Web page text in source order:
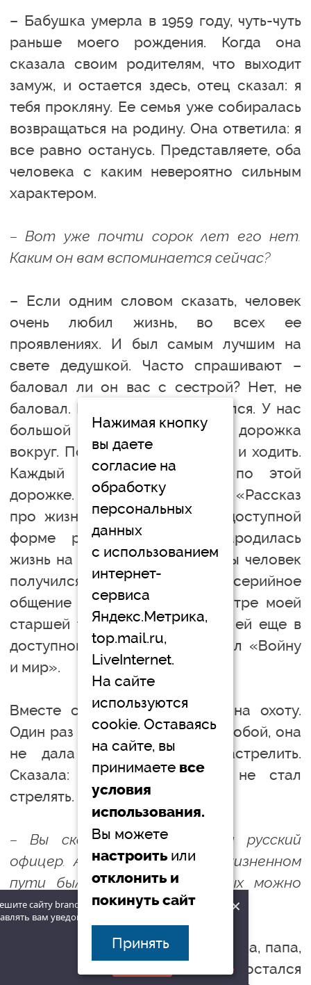
сайту brandrussia.online
вам уведомления на рабочий
Запретить
×
– Бабушка умерла в 1959 году, чуть-чуть
раньше моего рождения. Когда она
сказала своим родителям, что выходит
замуж, и остается здесь, отец сказал: я
тебя прокляну. Ее семья уже собиралась
возвращаться на родину. Она ответила: я
все равно останусь. Представляете, оба
человека с каким невероятно сильным
характером.
– Вот уже почти сорок лет его нет.
Каким он вам вспоминается сейчас?
– Если одним словом сказать, человек
очень любил жизнь, во всех ее
проявлениях. И был самым лучшим на
свете дедушкой. Часто спрашивают –
баловал ли он вас с сестрой? Нет, не
баловал. Но он с нами занимался. У нас
большой участок на даче, и дорожка
вокруг. По кругу можно ходить и ходить.
Каждый вечер мы ходили по этой
дорожке. У нас это называлось «Рассказ
про жизнь». Дедушка мне в доступной
форме рассказывал, как зародилась
жизнь на земле, как из обезьяны человек
получился. Такое многосерийное
общение каждый вечер. И сестре моей
старшей тоже рассказывал. А ей еще в
доступной форме пересказывал «Войну
и мир».
Вместе с папой они ездили на охоту.
Один раз сестру Лену взяли с собой, она
не дала никому косулю застрелить.
Сказала: дед, не смей. Он не стал
стрелять.
– Вы сказали – настоящий русский
офицер. А много на вашем жизненном
пути было людей, о которых можно
сказать так же?
– Из тех, кого я знала, это дедушка, папа,
мамин брат Вадим Щукин. Он остался
Нажимая кнопку
вы даете
согласие на
обработку
персональных
данных
с использованием
интернет-
сервиса
Яндекс.Метрика,
top.mail.ru,
LiveInternet.
На сайте
используются
cookie. Оставаясь
на сайте, вы
принимаете все
условия
использования.
Вы можете
настроить или
отклонить и
покинуть сайт
Принять